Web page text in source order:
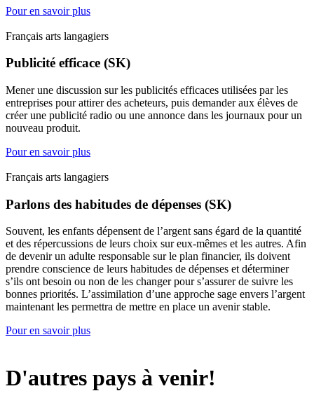
Pour en savoir plus
Français arts langagiers
Publicité efficace (SK)
Mener une discussion sur les publicités efficaces utilisées par les
entreprises pour attirer des acheteurs, puis demander aux élèves de
créer une publicité radio ou une annonce dans les journaux pour un
nouveau produit.
Pour en savoir plus
Français arts langagiers
Parlons des habitudes de dépenses (SK)
Souvent, les enfants dépensent de l’argent sans égard de la quantité
et des répercussions de leurs choix sur eux-mêmes et les autres. Afin
de devenir un adulte responsable sur le plan financier, ils doivent
prendre conscience de leurs habitudes de dépenses et déterminer
s’ils ont besoin ou non de les changer pour s’assurer de suivre les
bonnes priorités. L’assimilation d’une approche sage envers l’argent
maintenant les permettra de mettre en place un avenir stable.
Pour en savoir plus
D'autres pays à venir!